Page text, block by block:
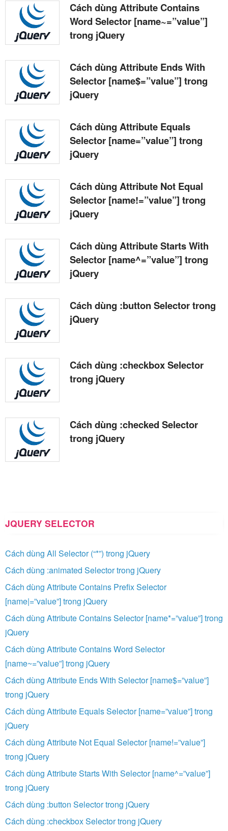
Cách dùng Attribute Contains
Word Selector [name~=”value”]
trong jQuery
Cách dùng Attribute Ends With
Selector [name$=”value”] trong
jQuery
Cách dùng Attribute Equals
Selector [name=”value”] trong
jQuery
Cách dùng Attribute Not Equal
Selector [name!=”value”] trong
jQuery
Cách dùng Attribute Starts With
Selector [name^=”value”] trong
jQuery
Cách dùng :button Selector trong
jQuery
Cách dùng :checkbox Selector
trong jQuery
Cách dùng :checked Selector
trong jQuery
JQUERY SELECTOR
Cách dùng All Selector (“*”) trong jQuery
Cách dùng :animated Selector trong jQuery
Cách dùng Attribute Contains Prefix Selector
[name|=”value”] trong jQuery
Cách dùng Attribute Contains Selector [name*=”value”] trong
jQuery
Cách dùng Attribute Contains Word Selector
[name~=”value”] trong jQuery
Cách dùng Attribute Ends With Selector [name$=”value”]
trong jQuery
Cách dùng Attribute Equals Selector [name=”value”] trong
jQuery
Cách dùng Attribute Not Equal Selector [name!=”value”]
trong jQuery
Cách dùng Attribute Starts With Selector [name^=”value”]
trong jQuery
Cách dùng :button Selector trong jQuery
Cách dùng :checkbox Selector trong jQuery